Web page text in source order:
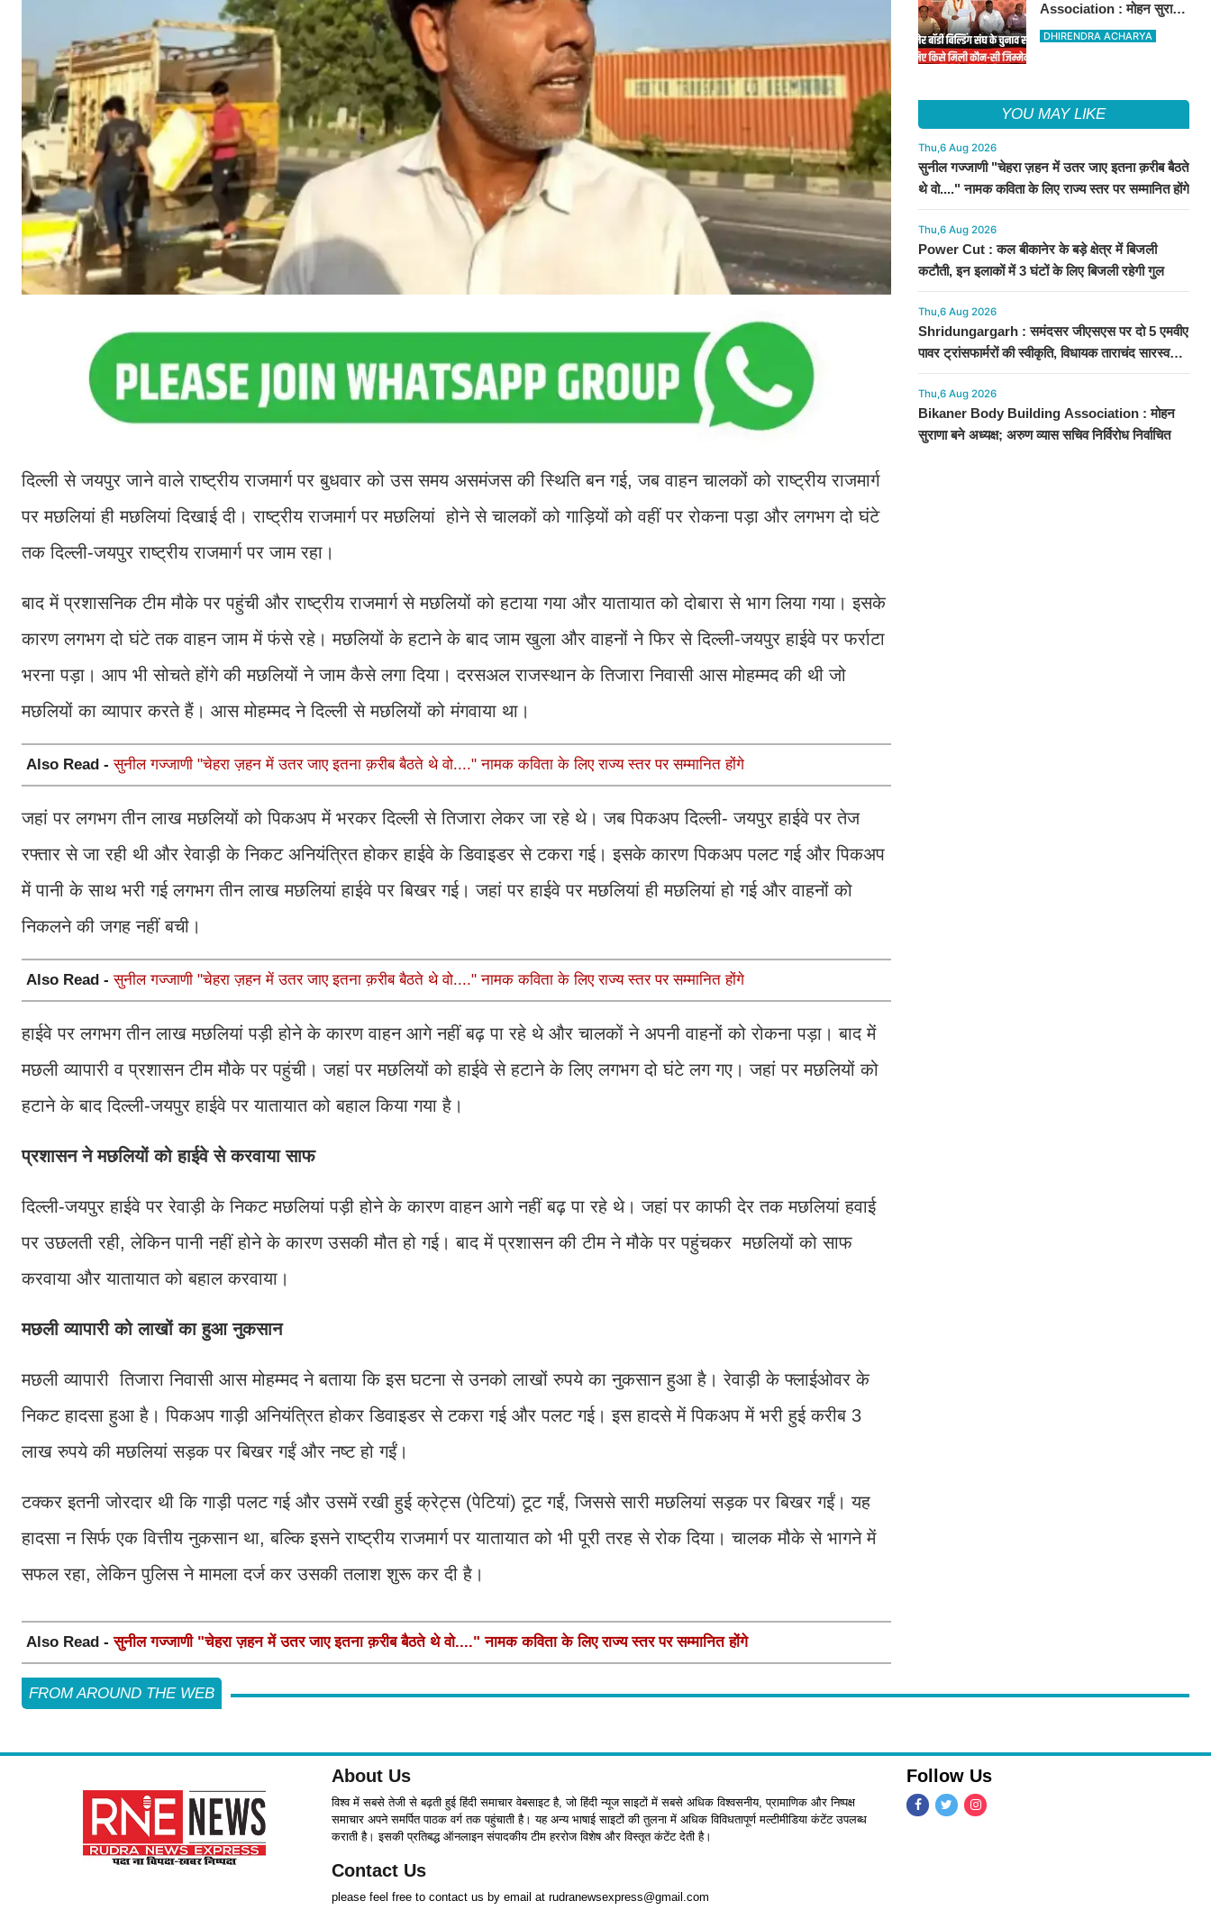
दिल्ली से जयपुर जाने वाले राष्ट्रीय राजमार्ग पर बुधवार को उस समय असमंजस की स्थिति बन गई, जब वाहन चालकों को राष्ट्रीय राजमार्ग
पर मछलियां ही मछलियां दिखाई दी। राष्ट्रीय राजमार्ग पर मछलियां होने से चालकों को गाड़ियों को वहीं पर रोकना पड़ा और लगभग दो घंटे
तक दिल्ली-जयपुर राष्ट्रीय राजमार्ग पर जाम रहा।
बाद में प्रशासनिक टीम मौके पर पहुंची और राष्ट्रीय राजमार्ग से मछलियों को हटाया गया और यातायात को दोबारा से भाग लिया गया। इसके
कारण लगभग दो घंटे तक वाहन जाम में फंसे रहे। मछलियों के हटाने के बाद जाम खुला और वाहनों ने फिर से दिल्ली-जयपुर हाईवे पर फर्राटा
भरना पड़ा। आप भी सोचते होंगे की मछलियों ने जाम कैसे लगा दिया। दरसअल राजस्थान के तिजारा निवासी आस मोहम्मद की थी जो
मछलियों का व्यापार करते हैं। आस मोहम्मद ने दिल्ली से मछलियों को मंगवाया था।
Also Read -सुनील गज्जाणी "चेहरा ज़हन में उतर जाए इतना क़रीब बैठते थे वो...." नामक कविता के लिए राज्य स्तर पर सम्मानित होंगे
जहां पर लगभग तीन लाख मछलियों को पिकअप में भरकर दिल्ली से तिजारा लेकर जा रहे थे। जब पिकअप दिल्ली- जयपुर हाईवे पर तेज
रफ्तार से जा रही थी और रेवाड़ी के निकट अनियंत्रित होकर हाईवे के डिवाइडर से टकरा गई। इसके कारण पिकअप पलट गई और पिकअप
में पानी के साथ भरी गई लगभग तीन लाख मछलियां हाईवे पर बिखर गई। जहां पर हाईवे पर मछलियां ही मछलियां हो गई और वाहनों को
निकलने की जगह नहीं बची।
Also Read -सुनील गज्जाणी "चेहरा ज़हन में उतर जाए इतना क़रीब बैठते थे वो...." नामक कविता के लिए राज्य स्तर पर सम्मानित होंगे
हाईवे पर लगभग तीन लाख मछलियां पड़ी होने के कारण वाहन आगे नहीं बढ़ पा रहे थे और चालकों ने अपनी वाहनों को रोकना पड़ा। बाद में
मछली व्यापारी व प्रशासन टीम मौके पर पहुंची। जहां पर मछलियों को हाईवे से हटाने के लिए लगभग दो घंटे लग गए। जहां पर मछलियों को
हटाने के बाद दिल्ली-जयपुर हाईवे पर यातायात को बहाल किया गया है।
प्रशासन ने मछलियों को हाईवे से करवाया साफ
दिल्ली-जयपुर हाईवे पर रेवाड़ी के निकट मछलियां पड़ी होने के कारण वाहन आगे नहीं बढ़ पा रहे थे। जहां पर काफी देर तक मछलियां हवाई
पर उछलती रही, लेकिन पानी नहीं होने के कारण उसकी मौत हो गई। बाद में प्रशासन की टीम ने मौके पर पहुंचकर मछलियों को साफ
करवाया और यातायात को बहाल करवाया।
मछली व्यापारी को लाखों का हुआ नुकसान
मछली व्यापारी तिजारा निवासी आस मोहम्मद ने बताया कि इस घटना से उनको लाखों रुपये का नुकसान हुआ है। रेवाड़ी के फ्लाईओवर के
निकट हादसा हुआ है। पिकअप गाड़ी अनियंत्रित होकर डिवाइडर से टकरा गई और पलट गई। इस हादसे में पिकअप में भरी हुई करीब 3
लाख रुपये की मछलियां सड़क पर बिखर गईं और नष्ट हो गईं।
टक्कर इतनी जोरदार थी कि गाड़ी पलट गई और उसमें रखी हुई क्रेट्स (पेटियां) टूट गईं, जिससे सारी मछलियां सड़क पर बिखर गईं। यह
हादसा न सिर्फ एक वित्तीय नुकसान था, बल्कि इसने राष्ट्रीय राजमार्ग पर यातायात को भी पूरी तरह से रोक दिया। चालक मौके से भागने में
सफल रहा, लेकिन पुलिस ने मामला दर्ज कर उसकी तलाश शुरू कर दी है।
Also Read -सुनील गज्जाणी "चेहरा ज़हन में उतर जाए इतना क़रीब बैठते थे वो...." नामक कविता के लिए राज्य स्तर पर सम्मानित होंगे
Association : मोहन सुराणा
बने अध्यक्ष; अरुण व्यास सचिव
DHIRENDRA ACHARYA
YOU MAY LIKE
Thu,6 Aug 2026
सुनील गज्जाणी "चेहरा ज़हन में उतर जाए इतना क़रीब बैठते
थे वो...." नामक कविता के लिए राज्य स्तर पर सम्मानित होंगे
Thu,6 Aug 2026
Power Cut : कल बीकानेर के बड़े क्षेत्र में बिजली
कटौती, इन इलाकों में 3 घंटों के लिए बिजली रहेगी गुल
Thu,6 Aug 2026
Shridungargarh : समंदसर जीएसएस पर दो 5 एमवीए
पावर ट्रांसफार्मरों की स्वीकृति, विधायक ताराचंद सारस्वत
के सतत प्रयास लाए रंग
Thu,6 Aug 2026
Bikaner Body Building Association : मोहन
सुराणा बने अध्यक्ष; अरुण व्यास सचिव निर्विरोध निर्वाचित
FROM AROUND THE WEB
About Us
विश्व में सबसे तेजी से बढ़ती हुई हिंदी समाचार वेबसाइट है, जो हिंदी न्यूज साइटों में सबसे अधिक विश्वसनीय, प्रामाणिक और निष्पक्ष
समाचार अपने समर्पित पाठक वर्ग तक पहुंचाती है। यह अन्य भाषाई साइटों की तुलना में अधिक विविधतापूर्ण मल्टीमीडिया कंटेंट उपलब्ध
कराती है। इसकी प्रतिबद्ध ऑनलाइन संपादकीय टीम हररोज विशेष और विस्तृत कंटेंट देती है।
Contact Us
please feel free to contact us by email at rudranewsexpress@gmail.com
Follow Us